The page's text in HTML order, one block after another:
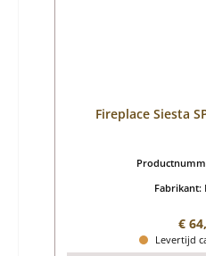
Fireplace Siesta
Fabrikant:
€
Levertijd